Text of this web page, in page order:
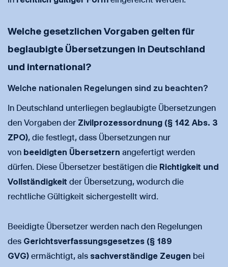
Welche gesetzlichen Vorgaben gelten für
beglaubigte Übersetzungen in Deutschland
und international?
Welche nationalen Regelungen sind zu beachten?
In Deutschland unterliegen beglaubigte Übersetzungen
den Vorgaben der Zivilprozessordnung (§ 142 Abs. 3
ZPO), die festlegt, dass Übersetzungen nur
von beeidigten Übersetzern angefertigt werden
dürfen. Diese Übersetzer bestätigen die Richtigkeit und
Vollständigkeit der Übersetzung, wodurch die
rechtliche Gültigkeit sichergestellt wird.
Beeidigte Übersetzer werden nach den Regelungen
des Gerichtsverfassungsgesetzes (§ 189
GVG) ermächtigt, als sachverständige Zeugen bei